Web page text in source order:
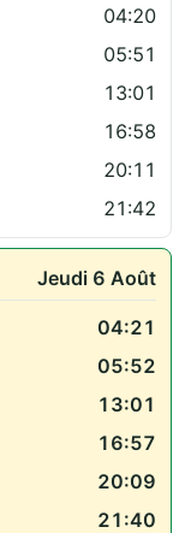
04:20
05:51
13:01
16:58
20:11
21:42
Jeudi 6 Août
04:21
05:52
13:01
16:57
20:09
21:40